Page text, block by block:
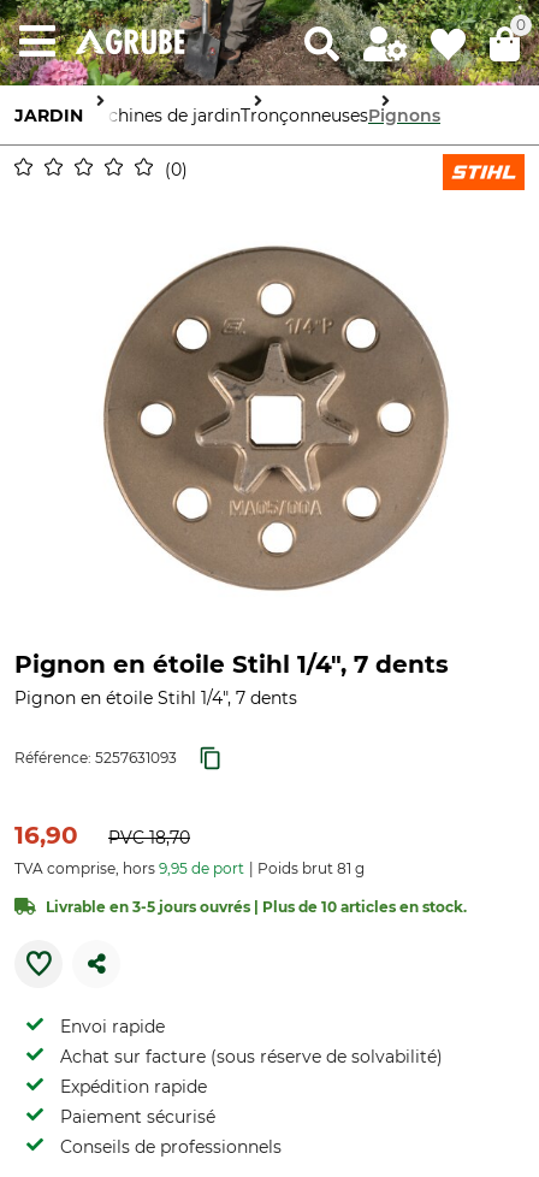
0
JARDIN Machines de jardinTronçonneusesPignons
0
Pignon en étoile Stihl 1/4", 7 dents
Pignon en étoile Stihl 1/4", 7 dents
Référence: 5257631093
16,90 PVC18,70
TVA comprise, hors 9,95 de port Poids brut 81 g
Livrable en 3-5 jours ouvrés | Plus de 10 articles en stock.
Envoi rapide
Achat sur facture (sous réserve de solvabilité)
Expédition rapide
Paiement sécurisé
Conseils de professionnels